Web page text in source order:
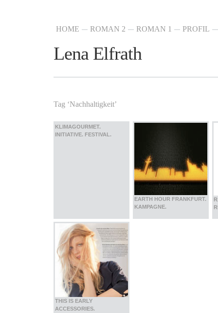
HOME ROMAN 2 ROMAN 1 PROFIL
Lena Elfrath
Tag ‘Nachhaltigkeit’
KLIMAGOURMET.
INITIATIVE. FESTIVAL.
EARTH HOUR FRANKFURT.
KAMPAGNE.
THIS IS EARLY
ACCESSORIES.